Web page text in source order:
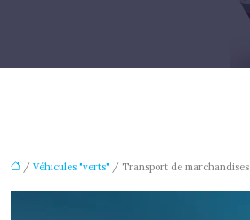
/ Véhicules "verts" / Transport de marchandises